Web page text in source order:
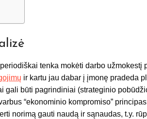
tenka mokėti darbo
ir kartu jau dabar į įmonę pradeda
gali būti pagrindiniai (strateginio
“ekonominio kompromiso”
norimą gauti naudą ir sąnaudas, t.y.